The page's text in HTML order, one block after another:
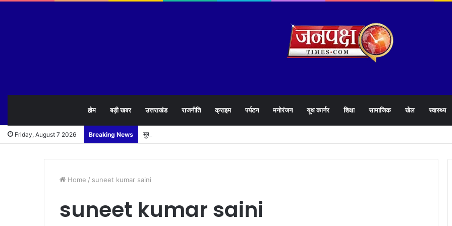
होम बड़ी खबर उत्तराखंड राजनीति क्राइम पर्यटन मनोरंजन यूथ कार्नर शिक्षा सामाजिक खेल स्वास्थ्य
Friday, August 7 2026 Breaking News मुख्यमंत्री पुष्कर सिंह धामी ने 1905 हेल्पलाइन की समीक्षा के दौरान लापरवाह अधिकारियों को लगाई फटकार
Home / suneet kumar saini
suneet kumar saini